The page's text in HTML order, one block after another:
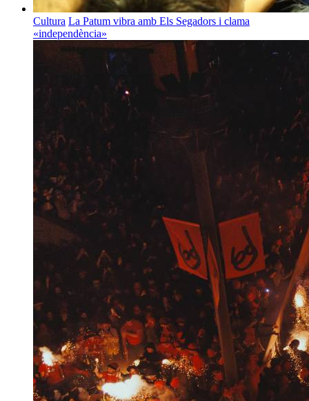
Cultura La Patum vibra amb Els Segadors i clama
«independència»